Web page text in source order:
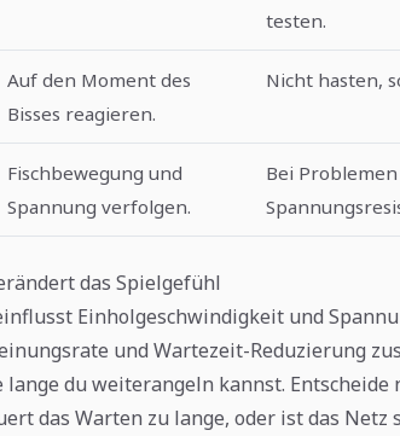
testen.
Auf den Moment des
Bisses reagieren.
Nicht hasten,
Fischbewegung und
Spannung verfolgen.
Bei
das Spielgefühl
Einholgeschwindigkeit und
und Wartezeit-Reduzierung
du weiterangeln kannst. Entscheide
das Warten zu lange, oder ist das Netz